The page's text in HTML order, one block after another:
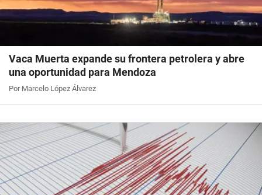
Vaca Muerta expande su frontera petrolera y abre
una oportunidad para Mendoza
Por Marcelo López Álvarez